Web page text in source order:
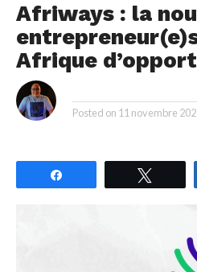
Afriways : la
Afrique
Posted on 11 novembre